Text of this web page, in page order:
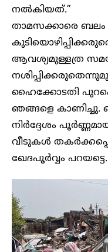
നൽകിയത്.”
താമസക്കാരെ ബലം
ആവശ്യമുള്ളത്ര
ഹൈക്കോടതി
ഞങ്ങളെ
നിർദ്ദേശം
വീടുകൾ
ഖേദപൂർവ്വം പറയട്ടെ.